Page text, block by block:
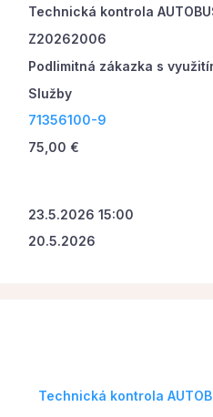
Technická kontrola
Z20262006
Podlimitná zákazka s
Služby
71356100-9
75,00 €
23.5.2026 15:00
20.5.2026
Technická kontrola